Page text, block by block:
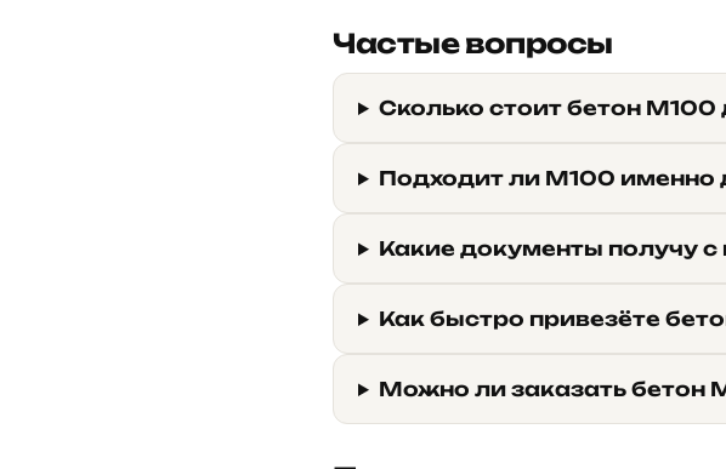
Частые вопросы
Сколько стоит бетон М100
Подходит ли М100 именно
Какие документы получу с
Как быстро привезёте
Можно ли заказать бетон